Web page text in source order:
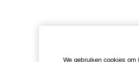
We gebruiken cookies